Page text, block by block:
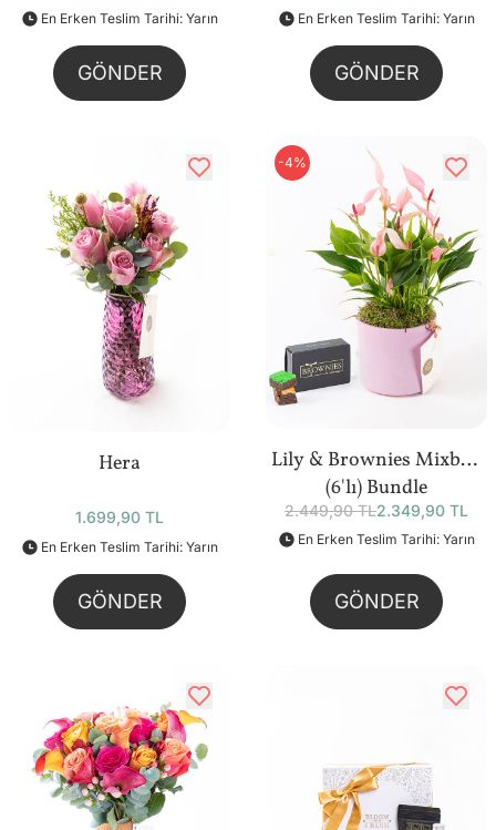
En Erken Teslim Tarihi: Yarın
GÖNDER
En Erken Teslim Tarihi: Yarın
GÖNDER
Hera
1.699,90 TL
En Erken Teslim Tarihi: Yarın
GÖNDER
-4%
Lily & Brownies Mixbox
(6'lı) Bundle
2.449,90 TL2.349,90 TL
En Erken Teslim Tarihi: Yarın
GÖNDER